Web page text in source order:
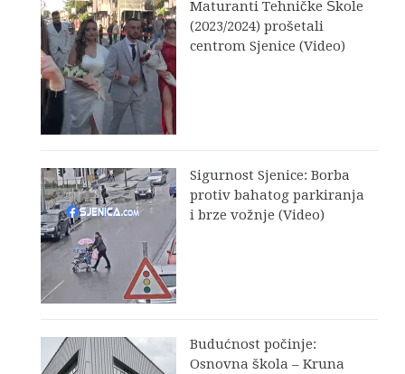
Maturanti Tehničke Škole
(2023/2024) prošetali
centrom Sjenice (Video)
Sigurnost Sjenice: Borba
protiv bahatog parkiranja
i brze vožnje (Video)
Budućnost počinje:
Osnovna škola – Kruna